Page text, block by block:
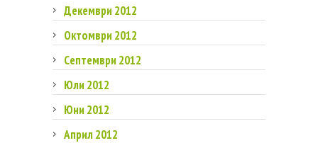
Декември 2012
Октомври 2012
Септември 2012
Юли 2012
Юни 2012
Април 2012